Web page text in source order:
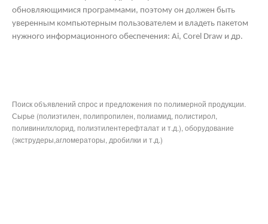
обновляющимися программами, поэтому он должен быть
уверенным компьютерным пользователем и владеть пакетом
нужного информационного обеспечения: Ai, Corel Draw и др.
Поиск объявлений спрос и предложения по полимерной продукции.
Сырье (полиэтилен, полипропилен, полиамид, полистирол,
поливинилхлорид, полиэтилентерефталат и т.д.), оборудование
(экструдеры,агломераторы, дробилки и т.д.)